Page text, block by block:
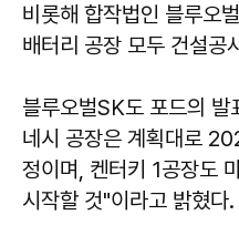
비롯해 합작법인 블루오
배터리 공장 모두 건설공
블루오벌SK도 포드의 발
네시 공장은 계획대로
정이며, 켄터키 1공장도
시작할 것"이라고 밝혔다.